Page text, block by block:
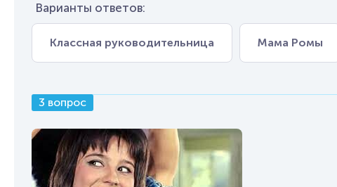
Варианты ответов:
Классная руководительница Мама Ромы
3 вопрос